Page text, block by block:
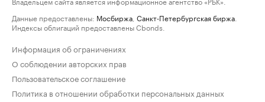
Данные предоставлены: Мосбиржа Санкт-Петербургская биржа
Индексы облигаций предоставлены Cbonds.
Информация об ограничениях
О соблюдении авторских прав
Пользовательское соглашение
Политика в отношении обработки персональных данных